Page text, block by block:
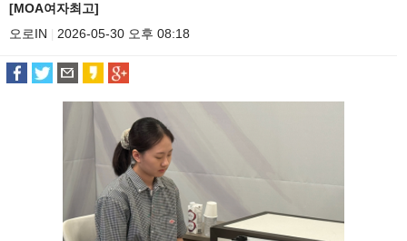
[MOA여자최고]
오로IN
2026-05-30 오후 08:18